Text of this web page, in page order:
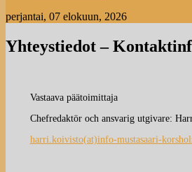
perjantai, 07 elokuun, 2026
Yhteystiedot –
Vastaava päätoimittaja
Chefredaktör och ansvarig utgivare:
harri.koivisto(at)info-mustasaari-